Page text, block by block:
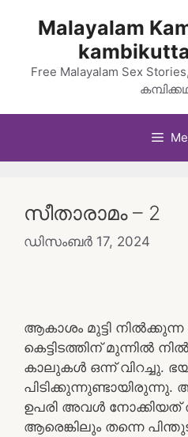
Malayalam
Free Malayalam Sex
സീതാരാമം – 2
ഡിസംബർ 17, 2024
ആകാശം മുട്ടി
കെട്ടിടത്തിന് മുന്നിൽ
കാലുകൾ ഒന്ന് വിറച്ചു.
പിടിക്കുന്നുണ്ടായിരുന്നു.
ഉപരി അവൾ നോക്കിയത്
ആരെങ്കിലും തന്നെ